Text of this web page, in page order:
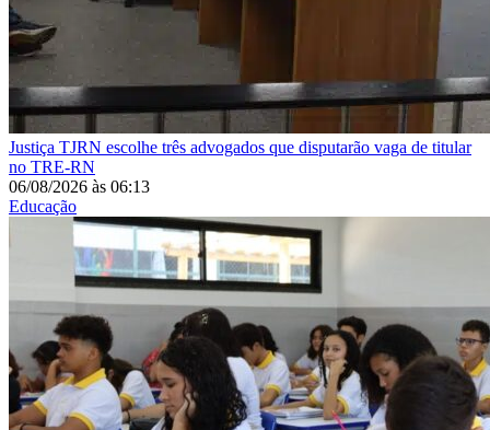
Justiça TJRN escolhe três advogados que disputarão vaga de titular
no TRE-RN
06/08/2026 às 06:13
Educação